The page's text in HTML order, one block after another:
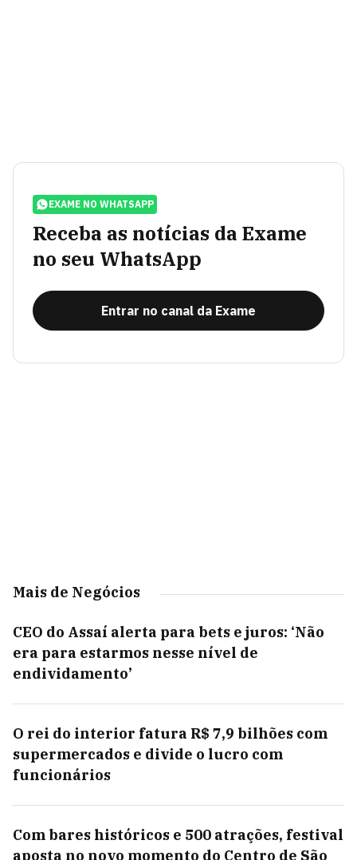
EXAME NO WHATSAPP
Receba as notícias da Exame
no seu WhatsApp
Entrar no canal da Exame
Mais de Negócios
CEO do Assaí alerta para bets e juros: ‘Não
era para estarmos nesse nível de
endividamento’
O rei do interior fatura R$ 7,9 bilhões com
supermercados e divide o lucro com
funcionários
Com bares históricos e 500 atrações, festival
aposta no novo momento do Centro de São